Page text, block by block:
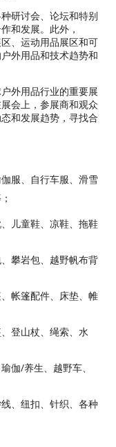
研讨会、论坛和特别
和发展。此外，
、运动用品展区和可
外用品和技术趋势和
外用品行业的重要展
会上，参展商和观众
和发展趋势，寻找合
服、自行车服、滑雪
儿童鞋、凉鞋、拖鞋
攀岩包、越野帆布背
帐篷配件、床垫、帷
登山杖、绳索、水
伽/养生、越野车、
、纽扣、针织、各种